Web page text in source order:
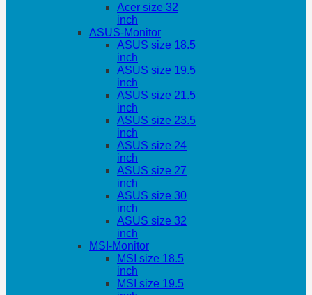
Acer size 32
inch
ASUS-Monitor
ASUS size 18.5
inch
ASUS size 19.5
inch
ASUS size 21.5
inch
ASUS size 23.5
inch
ASUS size 24
inch
ASUS size 27
inch
ASUS size 30
inch
ASUS size 32
inch
MSI-Monitor
MSI size 18.5
inch
MSI size 19.5